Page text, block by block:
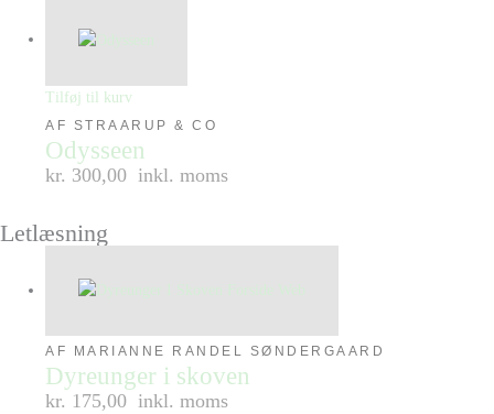
Tilføj til kurv
AF STRAARUP & CO
Odysseen
kr. 300,00 inkl. moms
Letlæsning
AF MARIANNE RANDEL SØNDERGAARD
Dyreunger i skoven
kr. 175,00 inkl. moms